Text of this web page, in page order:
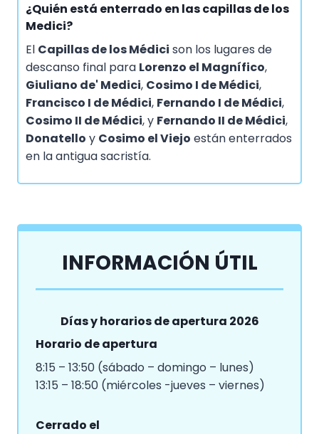
¿Quién está enterrado en las capillas de los
Medici?
El Capillas de los Médici son los lugares de
descanso final para Lorenzo el Magnífico,
Giuliano de' Medici, Cosimo I de Médici,
Francisco I de Médici, Fernando I de Médici,
Cosimo II de Médici, y Fernando II de Médici,
Donatello y Cosimo el Viejo están enterrados
en la antigua sacristía.
INFORMACIÓN ÚTIL
Días y horarios de apertura 2026
Horario de apertura
8:15 – 13:50 (sábado – domingo – lunes)
13:15 – 18:50 (miércoles -jueves – viernes)
Cerrado el